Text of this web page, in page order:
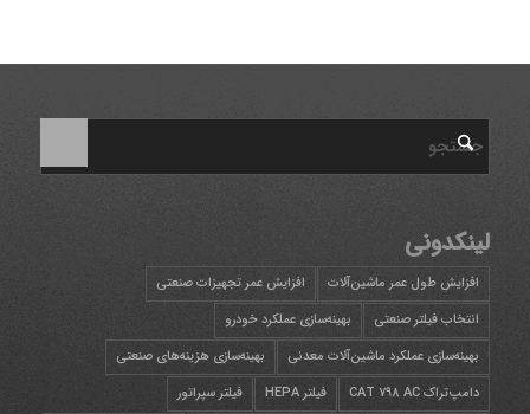
لینکدونی
افزایش طول عمر ماشین‌آلات
افزایش عمر تجهیزات صنعتی
انتخاب فیلتر صنعتی
بهینه‌سازی عملکرد خودرو
بهینه‌سازی عملکرد ماشین‌آلات معدنی
بهینه‌سازی هزینه‌های صنعتی
دامپ‌تراک CAT 798 AC
فیلتر HEPA
فیلتر سپراتور